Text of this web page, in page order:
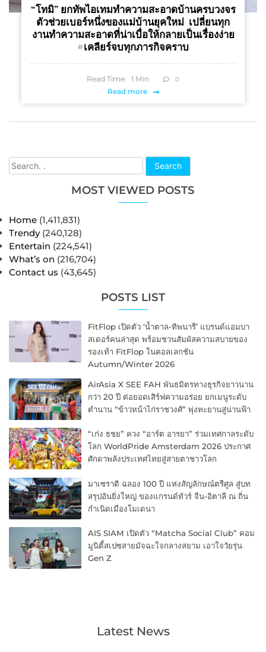
Search
MOST VIEWED POSTS
Home (1,411,831)
Trendy (240,128)
Entertain (224,541)
What’s on (216,704)
Contact us (43,645)
POSTS LIST
FitFlop เปิดตัว ‘น้ำตาล-ทิพนารี’ แบรนด์แอมบา
สเดอร์คนล่าสุด พร้อมชวนสัมผัสความสบายของ
รองเท้า FitFlop ในคอลเลกชัน
Autumn/Winter 2026
AirAsia X SEE FAH พันธมิตรทางธุรกิจยาวนาน
กว่า 20 ปี ต่อยอดเสิร์ฟความอร่อย ยกเมนูระดับ
ตำนาน “ข้าวหน้าไก่ราชวงศ์” พุ่งทะยานสู่น่านฟ้า
“เก่ง ธชย” ควง “อาร์ต อารยา” ร่วมเทศกาลระดับ
โลก WorldPride Amsterdam 2026 ประกาศ
ศักดาพลังประเทศไทยสู่สายตาชาวโลก
มาเซราติ ฉลอง 100 ปี แห่งสัญลักษณ์ตรีศูล สู่บท
สรุปอันยิ่งใหญ่ ของแกรนด์ทัวร์ จีน-อิตาลี ณ ถิ่น
กำเนิดเมืองโมเดนา
AIS SIAM เปิดตัว “Matcha Social Club” คอม
มูนิตี้สเปซสายมัจฉะใจกลางสยาม เอาใจวัยรุ่น
Gen Z
Latest News
“โทมิ” ยกทัพไอเทมทำความสะอาดบ้านครบวงจร
ตัวช่วยเบอร์หนึ่งของแม่บ้านยุคใหม่ เปลี่ยนทุก
งานทำความสะอาดที่น่าเบื่อให้กลายเป็นเรื่องง่าย
#เคลียร์จบทุกภารกิจคราบ
Read Time: 1 Min 0
Read more